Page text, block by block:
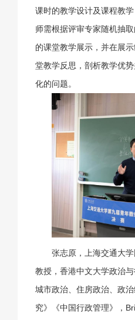
课时的教学设计及课程教
师需根据评审专家随机抽
的课堂教学展示，并在展
堂教学反思，剖析教学优
化的问题。
张志原，上海交通大
教授，香港中文大学政治
城市政治、住房政治、政
究》《中国行政管理》，